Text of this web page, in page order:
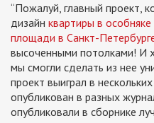
“Пожалуй, главный проект,
дизайн квартиры в
площади в Санкт-
высоченными потолками! И
мы смогли сделать из нее
проект выиграл в
опубликован в разных
опубликовали в сборнике